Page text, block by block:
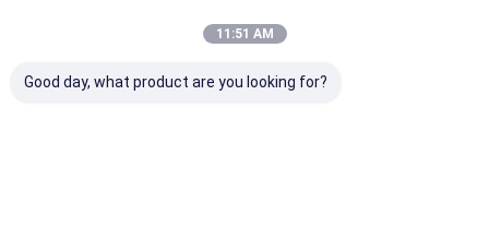
11:51 AM
Good day, what product are you looking for?